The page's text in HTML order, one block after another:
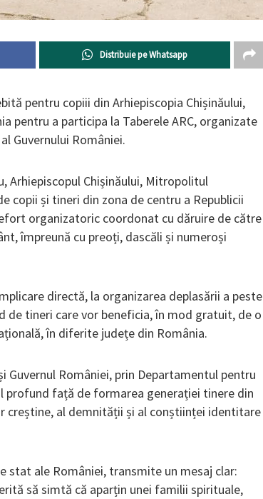
Distribuie pe Whatsapp
pentru copiii din Arhiepiscopia Chișinăului,
pentru a participa la Taberele ARC, organizate
Guvernului României.
Arhiepiscopul Chișinăului, Mitropolitul
copii și tineri din zona de centru a Republicii
organizatoric coordonat cu dăruire de către
împreună cu preoți, dascăli și numeroși
directă, la organizarea deplasării a peste
de tineri care vor beneficia, în mod gratuit, de o
în diferite județe din România.
Guvernul României, prin Departamentul pentru
față de formarea generației tinere din
creștine, al demnității și al conștiinței identitare
stat ale României, transmite un mesaj clar:
să simtă că aparțin unei familii spirituale,